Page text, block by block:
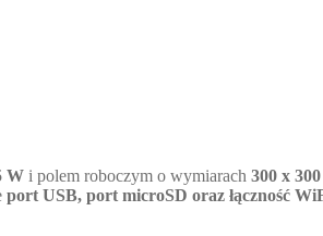
W i polem roboczym o wymiarach 300 x
port USB, port microSD oraz łączność